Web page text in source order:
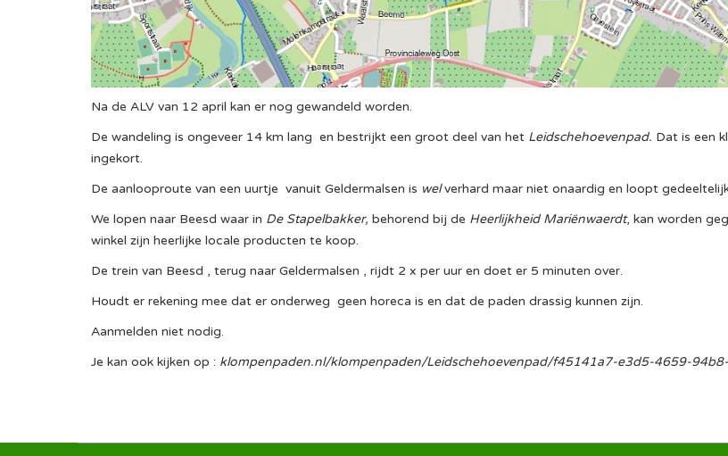
Na de ALV van 12 april kan er nog gewandeld worden.
De wandeling is ongeveer 14 km lang en bestrijkt een groot deel van het Leidschehoevenpad. Dat is een
ingekort.
De aanlooproute van een uurtje vanuit Geldermalsen is welverhard maar niet onaardig en loopt
We lopen naar Beesd waar in De Stapelbakker, behorend bij de Heerlijkheid Mariënwaerdt, kan worden
winkel zijn heerlijke locale producten te koop.
De trein van Beesd , terug naar Geldermalsen , rijdt 2 x per uur en doet er 5 minuten over.
Houdt er rekening mee dat er onderweg geen horeca is en dat de paden drassig kunnen zijn.
Aanmelden niet nodig.
Je kan ook kijken op : klompenpaden.nl/klompenpaden/Leidschehoevenpad/f45141a7-e3d5-4659-